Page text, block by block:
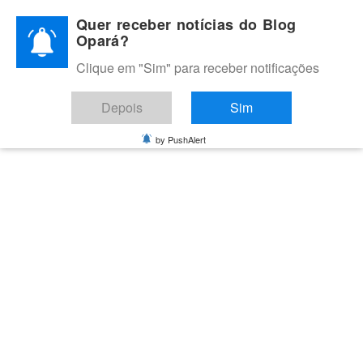
content
BLOG OPARÁ
Melhores notícias de Juazeiro, Petrolina e do Vale do São
Francisco
Quer receber notícias do Blog
Opará?
Clique em "Sim" para receber notificações
Depois Sim
by PushAlert